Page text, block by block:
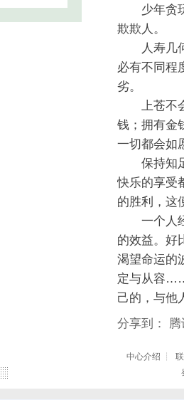
少年贪玩
欺欺人。
人寿几何
必有不同程
劣。
上苍不会
钱；拥有金
一切都会如
保持知足
快乐的享受
的胜利，这
一个人经
的效益。好
渴望命运的
定与从容
己的，与他
分享到：
中心介绍 ┊